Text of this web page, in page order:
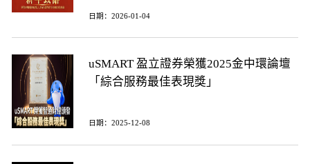
日期：2026-01-04
uSMART 盈立證券榮獲2025金中環論壇
「綜合服務最佳表現獎」
日期：2025-12-08